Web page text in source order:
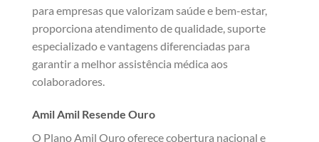
para empresas que valorizam saúde e bem-estar,
proporciona atendimento de qualidade, suporte
especializado e vantagens diferenciadas para
garantir a melhor assistência médica aos
colaboradores.
Amil Amil Resende Ouro
O Plano Amil Ouro oferece cobertura nacional e